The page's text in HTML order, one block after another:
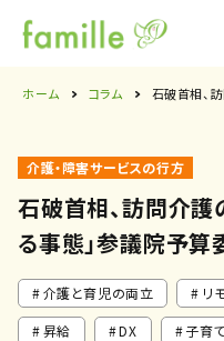
ホーム コラム 石破首相、
介護・障害サービスの行方
石破首相、訪問介
る事態」参議院予
介護と育児の両立 リ
昇給
DX 子育